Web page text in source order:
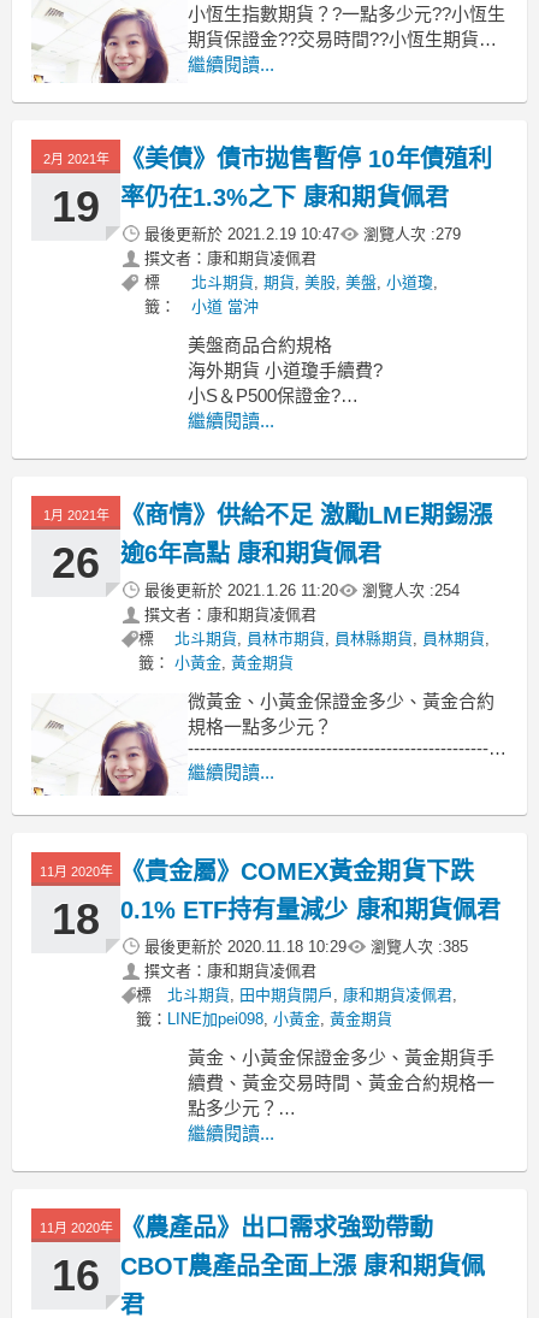
小恆生指數期貨？?一點多少元??小恆生
期貨保證金??交易時間??小恆生期貨手
續費??
不畏隔夜美股由科技股帶頭下挫，周三
高，早盤開漲0.53
繼續閱讀...
2月 2021年
19
《美債》債市拋售暫停 10年債殖利
率仍在1.3%之下 康和期貨佩君
最後更新於 2021.2.19 10:47 瀏覽人次 :279
撰文者：康和期貨凌佩君
標
籤：
北斗期貨, 期貨, 美股, 美盤, 小道瓊,
小道 當沖
美盤商品合約規格
海外期貨 小道瓊手續費?
小S＆P500保證金?
海外期貨 小那斯達克指數期貨?
繼續閱讀...
1月 2021年
26
《商情》供給不足 激勵LME期錫漲
逾6年高點 康和期貨佩君
最後更新於 2021.1.26 11:20 瀏覽人次 :254
撰文者：康和期貨凌佩君
標
籤：
北斗期貨, 員林市期貨, 員林縣期貨, 員林期貨,
小黃金, 黃金期貨
微黃金、小黃金保證金多少、黃金合約
規格一點多少元？
-----------------------------------------------------
------
因倫敦金屬交易所(LME)錫庫存下滑，並
足，進
繼續閱讀...
11月 2020年
18
《貴金屬》COMEX黃金期貨下跌
0.1% ETF持有量減少 康和期貨佩君
最後更新於 2020.11.18 10:29 瀏覽人次 :385
撰文者：康和期貨凌佩君
標
籤：
北斗期貨, 田中期貨開戶 , 康和期貨凌佩君,
LINE加pei098,小黃金,黃金期貨
黃金、小黃金保證金多少、黃金期貨手
續費、黃金交易時間、黃金合約規格一
點多少元？
-----------------------------------------------------
MoneyDJ新聞 2020-11-18 07:29:25 記者
紐
繼續閱讀...
11月 2020年
16
《農產品》出口需求強勁帶動
CBOT農產品全面上漲 康和期貨佩
君